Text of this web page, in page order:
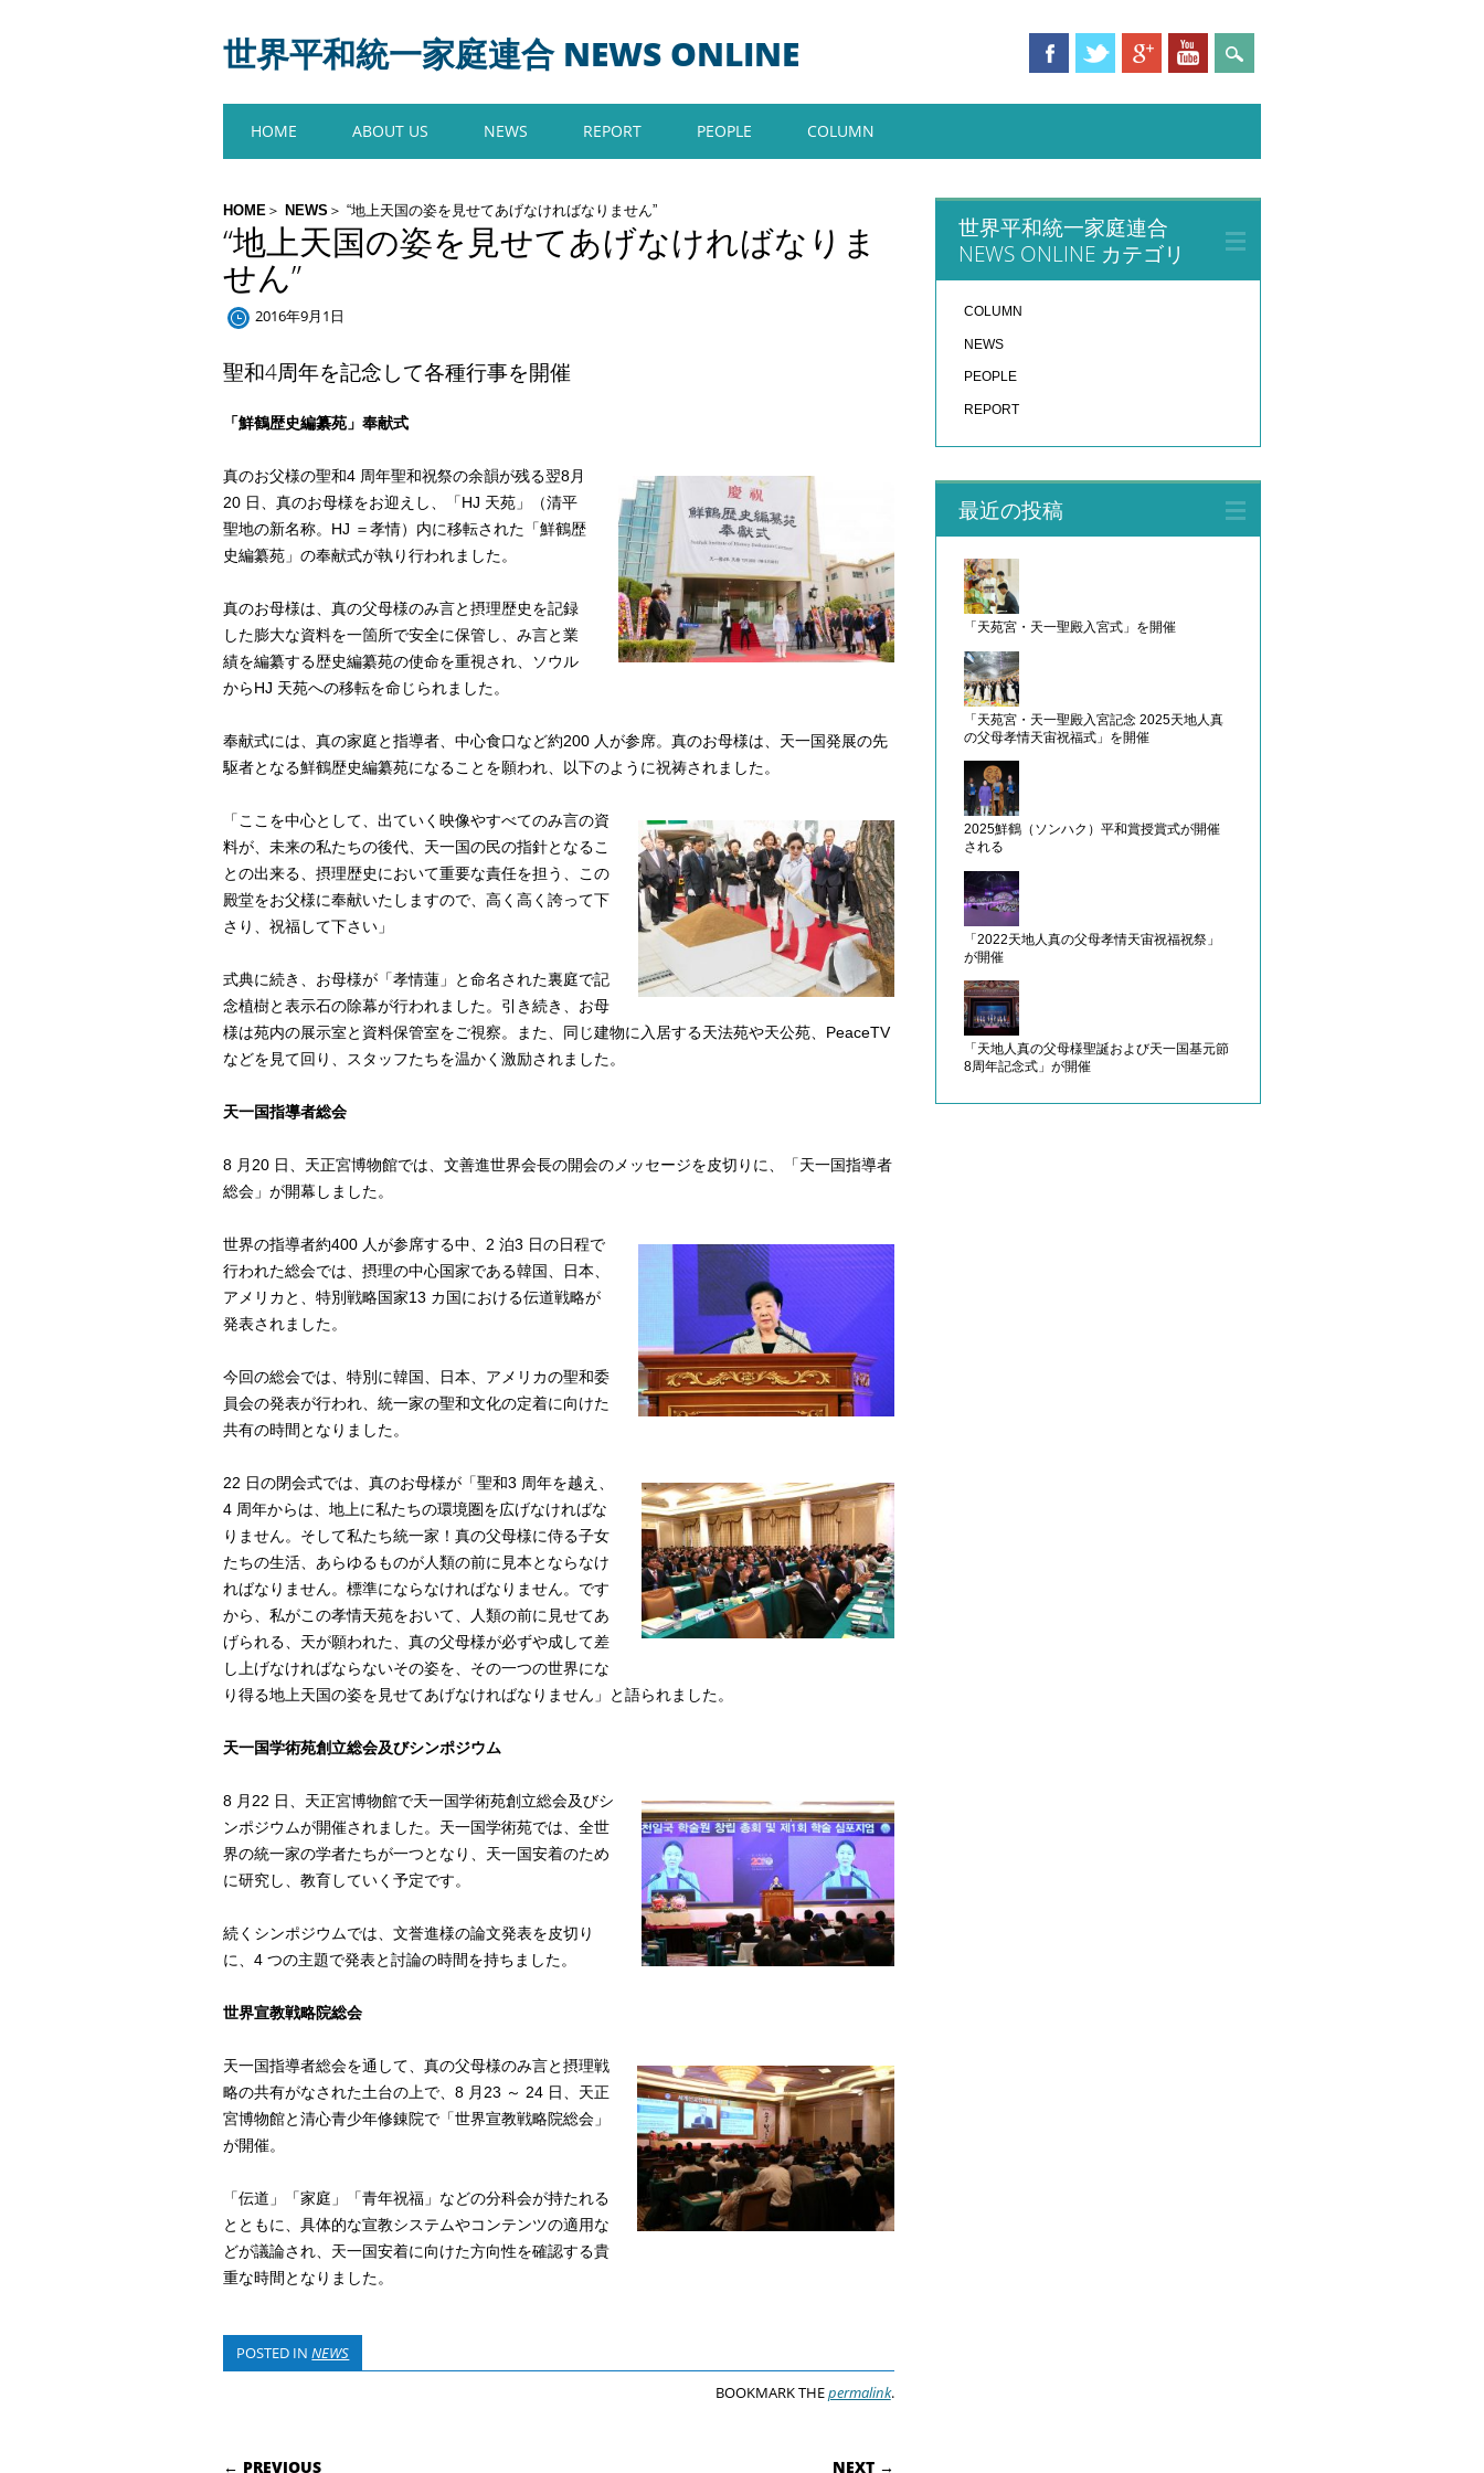
世界平和統一家庭連合 NEWS ONLINE
Main menu
HOME ABOUT US NEWS REPORT PEOPLE COLUMN
HOME NEWS “地上天国の姿を見せてあげなければなりません”
“地上天国の姿を見せてあげなければなりま
せん”
2016年9月1日
聖和4周年を記念して各種行事を開催
「鮮鶴歴史編纂苑」奉献式
真のお父様の聖和4 周年聖和祝祭の余韻が残る翌8月
20 日、真のお母様をお迎えし、「HJ 天苑」（清平
聖地の新名称。HJ ＝孝情）内に移転された「鮮鶴歴
史編纂苑」の奉献式が執り行われました。
真のお母様は、真の父母様のみ言と摂理歴史を記録
した膨大な資料を一箇所で安全に保管し、み言と業
績を編纂する歴史編纂苑の使命を重視され、ソウル
からHJ 天苑への移転を命じられました。
奉献式には、真の家庭と指導者、中心食口など約200 人が参席。真のお母様は、天一国発展の先
駆者となる鮮鶴歴史編纂苑になることを願われ、以下のように祝祷されました。
「ここを中心として、出ていく映像やすべてのみ言の資
料が、未来の私たちの後代、天一国の民の指針となるこ
との出来る、摂理歴史において重要な責任を担う、この
殿堂をお父様に奉献いたしますので、高く高く誇って下
さり、祝福して下さい」
式典に続き、お母様が「孝情蓮」と命名された裏庭で記
念植樹と表示石の除幕が行われました。引き続き、お母
様は苑内の展示室と資料保管室をご視察。また、同じ建物に入居する天法苑や天公苑、PeaceTV
などを見て回り、スタッフたちを温かく激励されました。
天一国指導者総会
8 月20 日、天正宮博物館では、文善進世界会長の開会のメッセージを皮切りに、「天一国指導者
総会」が開幕しました。
世界の指導者約400 人が参席する中、2 泊3 日の日程で
行われた総会では、摂理の中心国家である韓国、日本、
アメリカと、特別戦略国家13 カ国における伝道戦略が
発表されました。
今回の総会では、特別に韓国、日本、アメリカの聖和委
員会の発表が行われ、統一家の聖和文化の定着に向けた
共有の時間となりました。
22 日の閉会式では、真のお母様が「聖和3 周年を越え、
4 周年からは、地上に私たちの環境圏を広げなければな
りません。そして私たち統一家！真の父母様に侍る子女
たちの生活、あらゆるものが人類の前に見本とならなけ
ればなりません。標準にならなければなりません。です
から、私がこの孝情天苑をおいて、人類の前に見せてあ
げられる、天が願われた、真の父母様が必ずや成して差
し上げなければならないその姿を、その一つの世界にな
り得る地上天国の姿を見せてあげなければなりません」と語られました。
天一国学術苑創立総会及びシンポジウム
8 月22 日、天正宮博物館で天一国学術苑創立総会及びシ
ンポジウムが開催されました。天一国学術苑では、全世
界の統一家の学者たちが一つとなり、天一国安着のため
に研究し、教育していく予定です。
続くシンポジウムでは、文誉進様の論文発表を皮切り
に、4 つの主題で発表と討論の時間を持ちました。
世界宣教戦略院総会
天一国指導者総会を通して、真の父母様のみ言と摂理戦
略の共有がなされた土台の上で、8 月23 ～ 24 日、天正
宮博物館と清心青少年修錬院で「世界宣教戦略院総会」
が開催。
「伝道」「家庭」「青年祝福」などの分科会が持たれる
とともに、具体的な宣教システムやコンテンツの適用な
どが議論され、天一国安着に向けた方向性を確認する貴
重な時間となりました。
POSTED INNEWS
BOOKMARK THEpermalink.
POST NAVIGATION
← PREVIOUS NEXT →
世界平和統一家庭連合
NEWS ONLINE カテゴリ
COLUMN
NEWS
PEOPLE
REPORT
最近の投稿
「天苑宮・天一聖殿入宮式」を開催
「天苑宮・天一聖殿入宮記念 2025天地人真
の父母孝情天宙祝福式」を開催
2025鮮鶴（ソンハク）平和賞授賞式が開催
される
「2022天地人真の父母孝情天宙祝福祝祭」
が開催
「天地人真の父母様聖誕および天一国基元節
8周年記念式」が開催